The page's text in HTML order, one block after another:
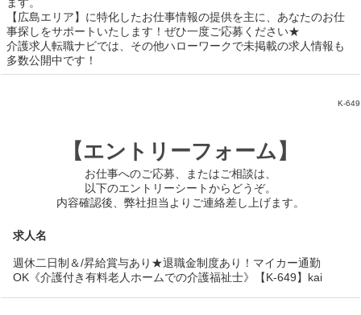
【広島エリア】に特化したお仕事情報の提供を主に、あなたのお仕
事探しをサポートいたします！ぜひ一度ご応募ください★
介護求人転職ナビでは、その他ハローワークで未掲載の求人情報も
多数公開中です！
K-649
【エントリーフォーム】
お仕事へのご応募、またはご相談は、
以下のエントリーシートからどうぞ。
内容確認後、弊社担当よりご連絡差し上げます。
求人名
週休二日制＆/昇給賞与あり★退職金制度あり！マイカー通勤
OK《介護付き有料老人ホームでの介護福祉士》【K-649】kai